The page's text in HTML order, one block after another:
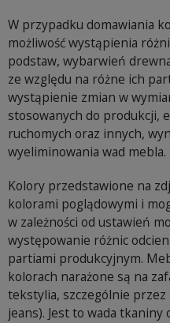
W przypadku domawiania
możliwość wystąpienia
podstaw, wybarwień
ze względu na różne ich
wystąpienie zmian w
stosowanych do produkcji,
ruchomych oraz innych,
wyeliminowania wad mebla.
Kolory przedstawione na
kolorami poglądowymi i
w zależności od ustawień
występowanie różnic
partiami produkcyjnym.
kolorach narażone są na
tekstylia, szczególnie
jeans). Jest to wada